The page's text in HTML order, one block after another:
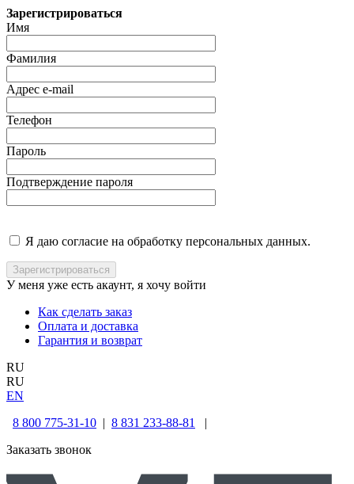
Зарегистрироваться
Имя
Фамилия
Адрес e-mail
Телефон
Пароль
Подтверждение пароля
Я даю согласие на обработку персональных данных.
У меня уже есть акаунт, я хочу войти
Как сделать заказ
Оплата и доставка
Гарантия и возврат
RU
RU
EN
8 800 775-31-10 | 8 831 233-88-81
|
Заказать звонок